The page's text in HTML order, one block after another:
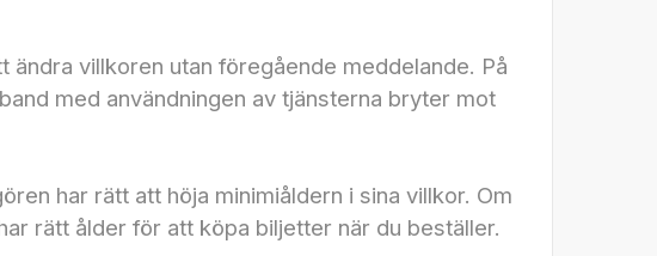
villkoren utan föregående meddelande. På
med användningen av tjänsterna bryter mot
har rätt att höja minimiåldern i sina villkor. Om
rätt ålder för att köpa biljetter när du beställer.